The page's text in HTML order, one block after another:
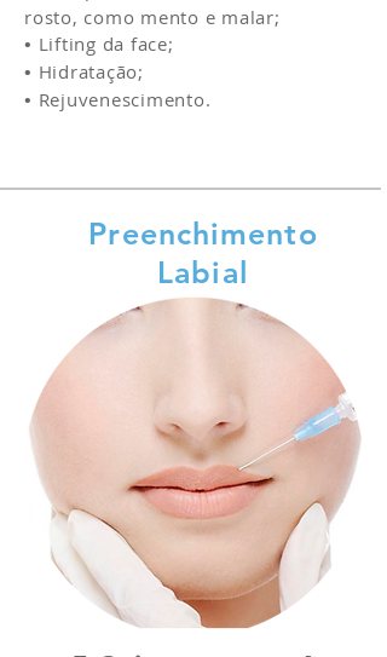
rosto, como mento e malar;
• Lifting da face;
• Hidratação;
• Rejuvenescimento.
Preenchimento
Labial